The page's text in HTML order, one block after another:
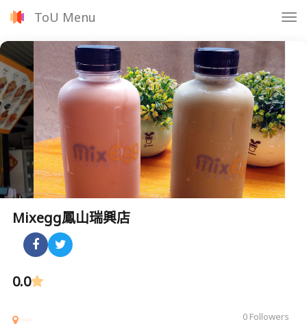
ToU Menu
Mixegg鳳山瑞興店
0.0
0 Followers